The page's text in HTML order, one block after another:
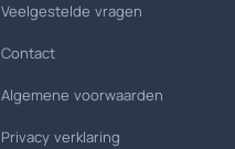
Veelgestelde vragen
Contact
Algemene voorwaarden
Privacy verklaring